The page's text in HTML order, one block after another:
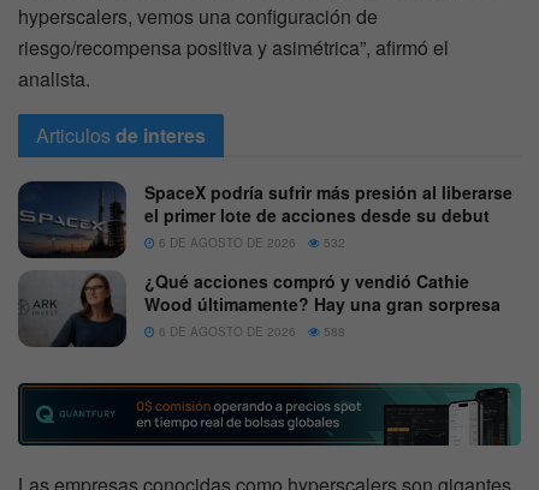
hyperscalers, vemos una configuración de
riesgo/recompensa positiva y asimétrica”, afirmó el
analista.
Articulosde interes
SpaceX podría sufrir más presión al liberarse
el primer lote de acciones desde su debut
6 DE AGOSTO DE 2026 532
¿Qué acciones compró y vendió Cathie
Wood últimamente? Hay una gran sorpresa
6 DE AGOSTO DE 2026 588